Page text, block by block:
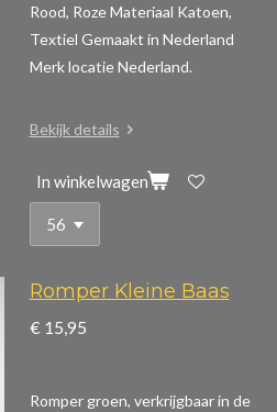
Rood, Roze Materiaal Katoen,
Textiel Gemaakt in Nederland
Merk locatie Nederland.
Bekijk details
In winkelwagen
Romper Kleine Baas
€ 15,95
Romper groen, verkrijgbaar in de